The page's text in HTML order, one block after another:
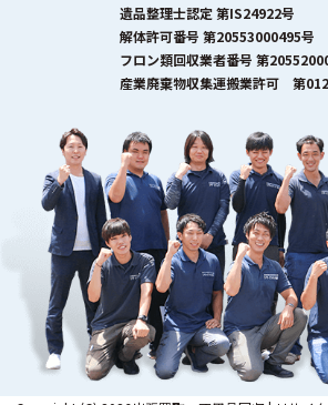
遺品整理士認定 第IS24922号
解体許可番号 第20553000495号
フロン類回収業者番号 第
産業廃棄物収集運搬業許可 第